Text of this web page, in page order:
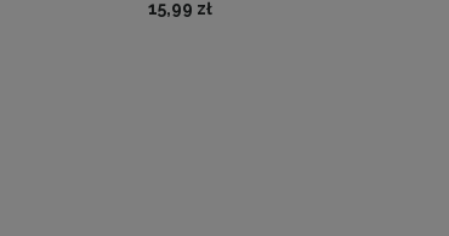
15,99 zł